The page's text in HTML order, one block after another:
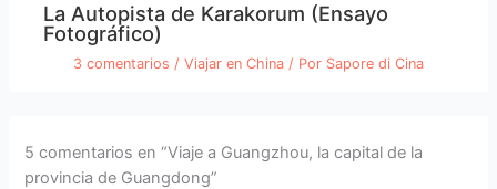
La Autopista de Karakorum (Ensayo
Fotográfico)
3 comentarios / Viajar en China / Por Sapore di Cina
5 comentarios en “Viaje a Guangzhou, la capital de la
provincia de Guangdong”